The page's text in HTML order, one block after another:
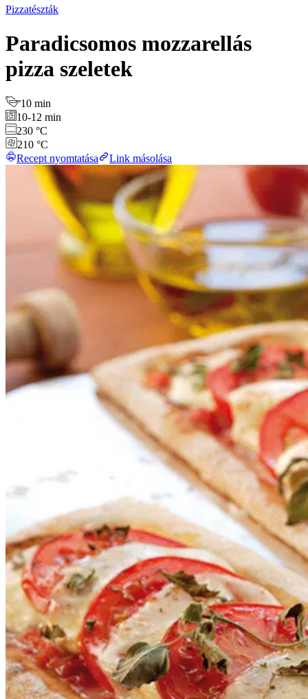
Pizzatészták
Paradicsomos mozzarellás
pizza szeletek
10 min
10-12 min
230 °C
210 °C
Recept nyomtatása
Link másolása